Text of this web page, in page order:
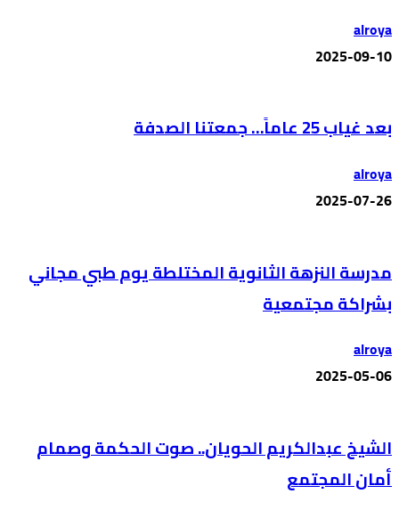
alroya
2025-09-10
بعد غياب 25 عاماً… جمعتنا الصدفة
alroya
2025-07-26
مدرسة النزهة الثانوية المختلطة يوم طبي مجاني
بشراكة مجتمعية
alroya
2025-05-06
الشيخ عبدالكريم الحويان.. صوت الحكمة وصمام
أمان المجتمع